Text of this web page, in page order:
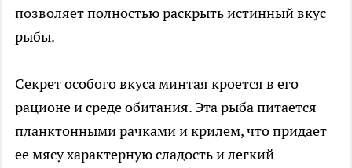
позволяет полностью раскрыть истинный вкус
рыбы.
Секрет особого вкуса минтая кроется в его
рационе и среде обитания. Эта рыба питается
планктонными рачками и крилем, что придает
ее мясу характерную сладость и легкий